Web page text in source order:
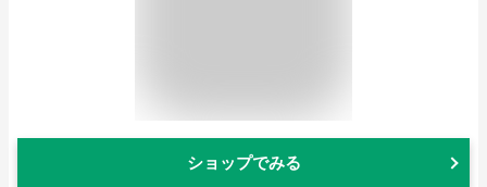
ショップでみる